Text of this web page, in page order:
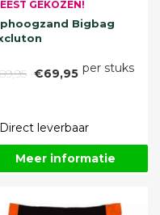
GEKOZEN!
Bigbag
€69,95 per stuks
Direct leverbaar
Meer informatie